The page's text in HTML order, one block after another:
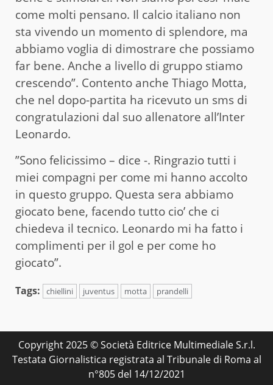
come molti pensano. Il calcio italiano non
sta vivendo un momento di splendore, ma
abbiamo voglia di dimostrare che possiamo
far bene. Anche a livello di gruppo stiamo
crescendo”. Contento anche Thiago Motta,
che nel dopo-partita ha ricevuto un sms di
congratulazioni dal suo allenatore all’Inter
Leonardo.
”Sono felicissimo – dice -. Ringrazio tutti i
miei compagni per come mi hanno accolto
in questo gruppo. Questa sera abbiamo
giocato bene, facendo tutto cio’ che ci
chiedeva il tecnico. Leonardo mi ha fatto i
complimenti per il gol e per come ho
giocato”.
Tags: chiellini juventus motta prandelli
Copyright 2025 © Società Editrice Multimediale S.r.l.
Testata Giornalistica registrata al Tribunale di Roma al
n°805 del 14/12/2021